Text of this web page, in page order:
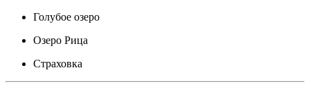
Голубое озеро
Озеро Рица
Страховка